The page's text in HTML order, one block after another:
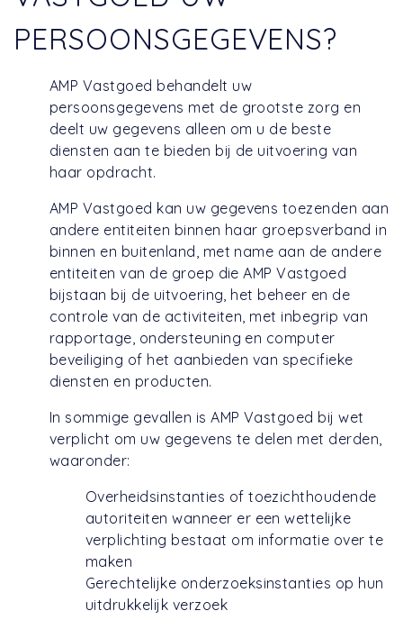
PERSOONSGEGEVENS?
AMP Vastgoed behandelt uw
persoonsgegevens met de grootste zorg en
deelt uw gegevens alleen om u de beste
diensten aan te bieden bij de uitvoering van
haar opdracht.
AMP Vastgoed kan uw gegevens toezenden aan
andere entiteiten binnen haar groepsverband in
binnen en buitenland, met name aan de andere
entiteiten van de groep die AMP Vastgoed
bijstaan bij de uitvoering, het beheer en de
controle van de activiteiten, met inbegrip van
rapportage, ondersteuning en computer
beveiliging of het aanbieden van specifieke
diensten en producten.
In sommige gevallen is AMP Vastgoed bij wet
verplicht om uw gegevens te delen met derden,
waaronder:
Overheidsinstanties of toezichthoudende
autoriteiten wanneer er een wettelijke
verplichting bestaat om informatie over te
maken
Gerechtelijke onderzoeksinstanties op hun
uitdrukkelijk verzoek